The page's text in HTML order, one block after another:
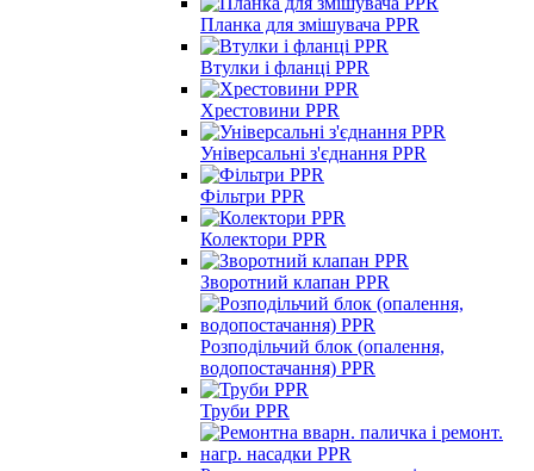
Планка для змішувача PPR
Втулки і фланці PPR
Хрестовини PPR
Універсальні з'єднання PPR
Фільтри PPR
Колектори PPR
Зворотний клапан PPR
Розподільчий блок (опалення,
водопостачання) PPR
Труби PPR